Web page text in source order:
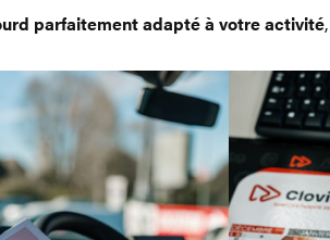
parfaitement adapté à votre activité